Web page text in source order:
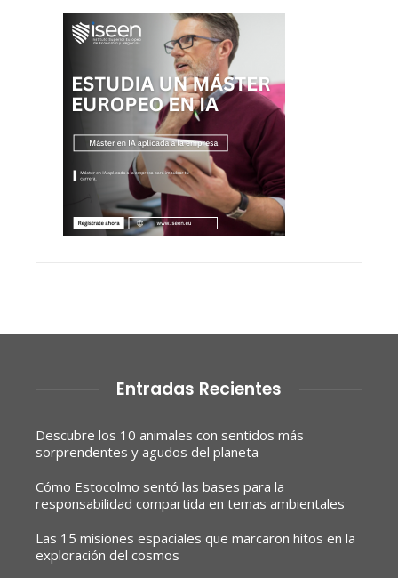
Entradas Recientes
Descubre los 10 animales con sentidos más
sorprendentes y agudos del planeta
Cómo Estocolmo sentó las bases para la
responsabilidad compartida en temas ambientales
Las 15 misiones espaciales que marcaron hitos en la
exploración del cosmos